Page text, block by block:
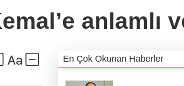
anlamlı
En Çok Okunan Haberler